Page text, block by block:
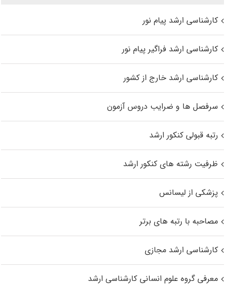
کارشناسی ارشد پیام نور
کارشناسی ارشد فراگیر پیام نور
کارشناسی ارشد خارج از کشور
سرفصل ها و ضرایب دروس آزمون
رتبه قبولی کنکور ارشد
ظرفیت رشته های کنکور ارشد
پزشکی از لیسانس
مصاحبه با رتبه های برتر
کارشناسی ارشد مجازی
معرفی گروه علوم انسانی کارشناسی ارشد